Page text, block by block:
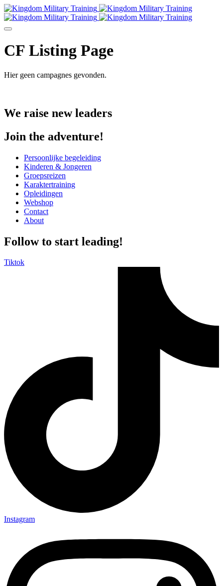
CF Listing Page
Hier geen campagnes gevonden.
We raise new leaders
Join the adventure!
Persoonlijke begeleiding
Kinderen & Jongeren
Groepsreizen
Karaktertraining
Opleidingen
Webshop
Contact
About
Follow to start leading!
Tiktok
Instagram